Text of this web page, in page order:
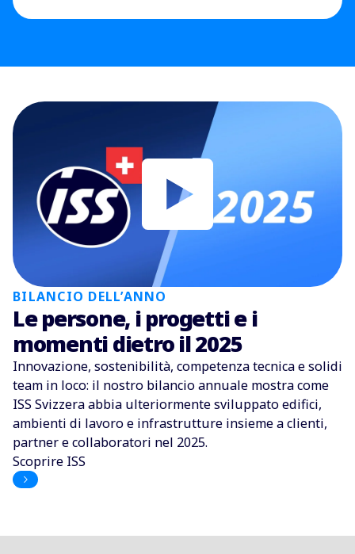
BILANCIO DELL’ANNO
Le persone, i progetti e i
momenti dietro il 2025
Innovazione, sostenibilità, competenza tecnica e solidi
team in loco: il nostro bilancio annuale mostra come
ISS Svizzera abbia ulteriormente sviluppato edifici,
ambienti di lavoro e infrastrutture insieme a clienti,
partner e collaboratori nel 2025.
Scoprire ISS